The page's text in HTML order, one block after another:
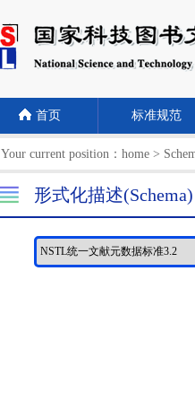
首页 标准规范
Your current position： home >
形式化描述(Schema)